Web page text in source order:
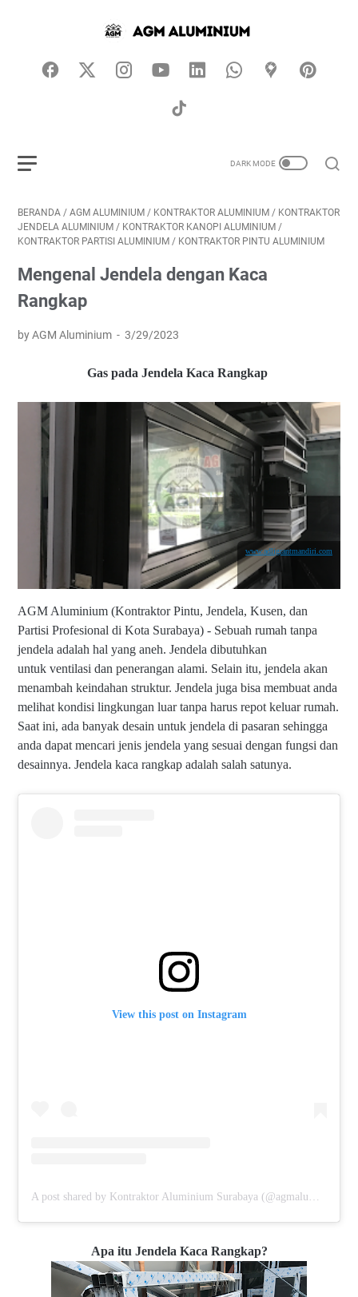
BERANDA / AGM ALUMINIUM / KONTRAKTOR ALUMINIUM / KONTRAKTOR
JENDELA ALUMINIUM / KONTRAKTOR KANOPI ALUMINIUM /
KONTRAKTOR PARTISI ALUMINIUM / KONTRAKTOR PINTU ALUMINIUM
Mengenal Jendela dengan Kaca
Rangkap
by AGM Aluminium 3/29/2023
Gas pada Jendela Kaca Rangkap
www.adligrantmandiri.com
AGM Aluminium (Kontraktor Pintu, Jendela, Kusen, dan
Partisi Profesional di Kota Surabaya) - Sebuah rumah tanpa
jendela adalah hal yang aneh. Jendela dibutuhkan
untuk ventilasi dan penerangan alami. Selain itu, jendela akan
menambah keindahan struktur. Jendela juga bisa membuat anda
melihat kondisi lingkungan luar tanpa harus repot keluar rumah.
Saat ini, ada banyak desain untuk jendela di pasaran sehingga
anda dapat mencari jenis jendela yang sesuai dengan fungsi dan
desainnya. Jendela kaca rangkap adalah salah satunya.
View this post on Instagram
Apa itu Jendela Kaca Rangkap?